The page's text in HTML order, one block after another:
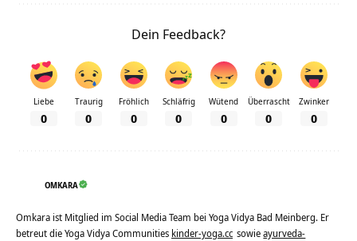
Dein Feedback?
Liebe
0
Traurig
0
Fröhlich
0
Schläfrig
0
Wütend
0
Überrascht
0
Zwinker
0
OMKARA
Omkara ist Mitglied im Social Media Team bei Yoga Vidya Bad Meinberg. Er
betreut die Yoga Vidya Communities kinder-yoga.cc sowieayurveda-